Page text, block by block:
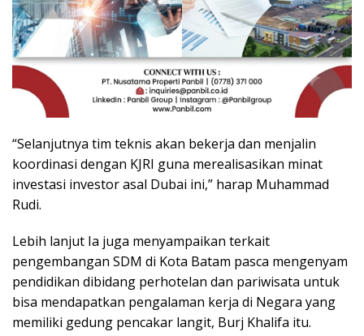
“Selanjutnya tim teknis akan bekerja dan menjalin
koordinasi dengan KJRI guna merealisasikan minat
investasi investor asal Dubai ini,” harap Muhammad
Rudi.
Lebih lanjut Ia juga menyampaikan terkait
pengembangan SDM di Kota Batam pasca mengenyam
pendidikan dibidang perhotelan dan pariwisata untuk
bisa mendapatkan pengalaman kerja di Negara yang
memiliki gedung pencakar langit, Burj Khalifa itu.